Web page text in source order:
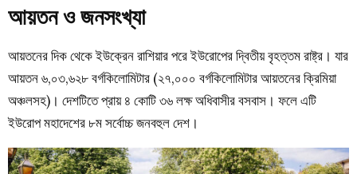
আয়তন ও জনসংখ্যা
আয়তনের দিক থেকে ইউক্রেন রাশিয়ার পরে ইউরোপের দ্বিতীয় বৃহত্তম রাষ্ট্র। যার
আয়তন ৬,০৩,৬২৮ বর্গকিলোমিটার (২৭,০০০ বর্গকিলোমিটার আয়তনের ক্রিমিয়া
অঞ্চলসহ)। দেশটিতে প্রায় ৪ কোটি ৩৬ লক্ষ অধিবাসীর বসবাস। ফলে এটি
ইউরোপ মহাদেশের ৮ম সর্বোচ্চ জনবহুল দেশ।